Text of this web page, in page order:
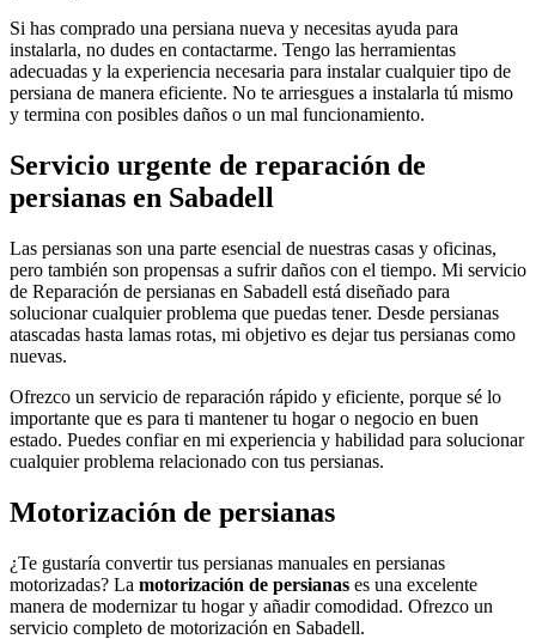
Si has comprado una persiana nueva y necesitas ayuda para
instalarla, no dudes en contactarme. Tengo las herramientas
adecuadas y la experiencia necesaria para instalar cualquier tipo de
persiana de manera eficiente. No te arriesgues a instalarla tú mismo
y termina con posibles daños o un mal funcionamiento.
Servicio urgente de reparación de
persianas en Sabadell
Las persianas son una parte esencial de nuestras casas y oficinas,
pero también son propensas a sufrir daños con el tiempo. Mi servicio
de Reparación de persianas en Sabadell está diseñado para
solucionar cualquier problema que puedas tener. Desde persianas
atascadas hasta lamas rotas, mi objetivo es dejar tus persianas como
nuevas.
Ofrezco un servicio de reparación rápido y eficiente, porque sé lo
importante que es para ti mantener tu hogar o negocio en buen
estado. Puedes confiar en mi experiencia y habilidad para solucionar
cualquier problema relacionado con tus persianas.
Motorización de persianas
¿Te gustaría convertir tus persianas manuales en persianas
motorizadas? La motorización de persianas es una excelente
manera de modernizar tu hogar y añadir comodidad. Ofrezco un
servicio completo de motorización en Sabadell.